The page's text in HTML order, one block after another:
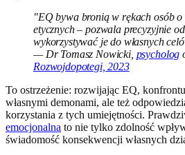
"EQ bywa bronią w rękach osób
etycznych – pozwala precyzyjnie
wykorzystywać je do własnych
— Dr Tomasz Nowicki, psycholog
Rozwojdopotegi, 2023
To ostrzeżenie: rozwijając EQ,
własnymi demonami, ale też
korzystania z tych umiejętności.
emocjonalna to nie tylko zdolność
świadomość konsekwencji własnych